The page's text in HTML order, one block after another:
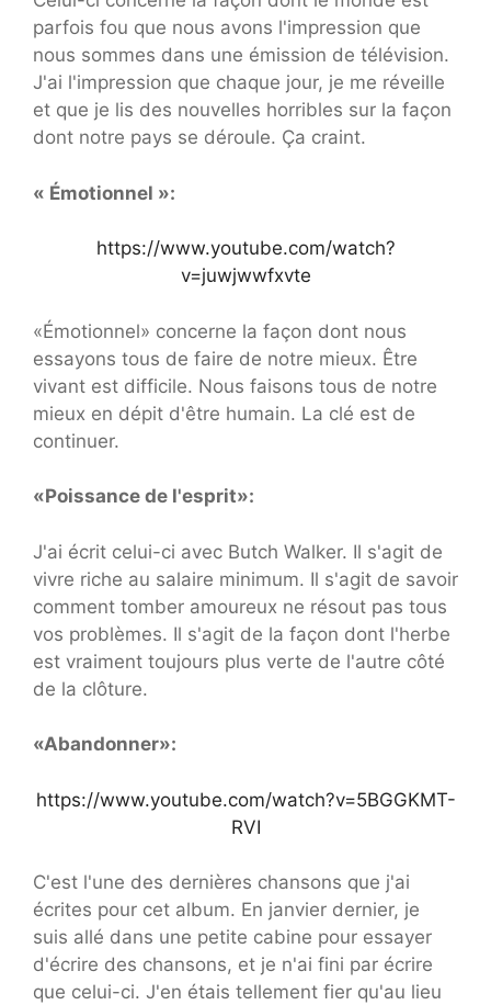
parfois fou que nous avons l'impression que
nous sommes dans une émission de télévision.
J'ai l'impression que chaque jour, je me réveille
et que je lis des nouvelles horribles sur la façon
dont notre pays se déroule. Ça craint.
« Émotionnel »:
https://www.youtube.com/watch?
v=juwjwwfxvte
«Émotionnel» concerne la façon dont nous
essayons tous de faire de notre mieux. Être
vivant est difficile. Nous faisons tous de notre
mieux en dépit d'être humain. La clé est de
continuer.
«Poissance de l'esprit»:
J'ai écrit celui-ci avec Butch Walker. Il s'agit de
vivre riche au salaire minimum. Il s'agit de savoir
comment tomber amoureux ne résout pas tous
vos problèmes. Il s'agit de la façon dont l'herbe
est vraiment toujours plus verte de l'autre côté
de la clôture.
«Abandonner»:
https://www.youtube.com/watch?v=5BGGKMT-
RVI
C'est l'une des dernières chansons que j'ai
écrites pour cet album. En janvier dernier, je
suis allé dans une petite cabine pour essayer
d'écrire des chansons, et je n'ai fini par écrire
que celui-ci. J'en étais tellement fier qu'au lieu